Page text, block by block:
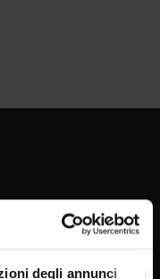
degli annunci